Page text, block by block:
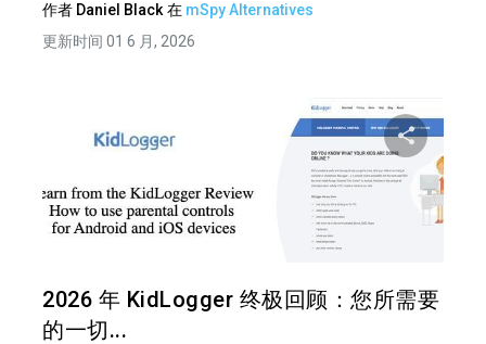
作者 Daniel Black 在 mSpy Alternatives
更新时间 01 6 月, 2026
分
2026 年 KidLogger 终极回顾：您所需要
的一切...